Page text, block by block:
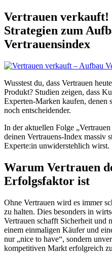
Vertrauen verkauft!
Strategien zum
Vertrauensindex
Wusstest du, dass Vertrauen
Produkt? Studien zeigen, dass
Experten-Marken kaufen, denen
noch entscheidender.
In der aktuellen Folge
deinen Vertrauens-Index massiv
Experte:in unwiderstehlich wirst.
Warum Vertrauen
Erfolgsfaktor ist
Ohne Vertrauen wird es immer
zu halten. Dies besonders in
Vertrauen schafft Sicherheit und
einem einmaligen Käufer und
nur „nice to have“, sondern
kompetitiven Markt erfolgreich